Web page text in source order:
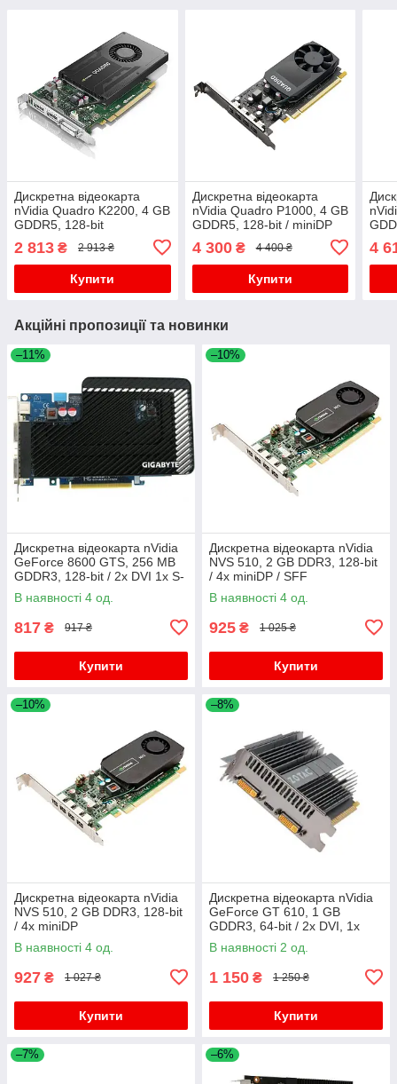
Дискретна відеокарта
nVidia Quadro K2200, 4 GB
GDDR5, 128-bit
2 813 ₴ 2 913 ₴
Купити
Дискретна відеокарта
nVidia Quadro P1000, 4 GB
GDDR5, 128-bit / miniDP
4 300₴ 4 400 ₴
Купити
4
Акційні пропозиції та новинки
–11%
Дискретна відеокарта nVidia
GeForce 8600 GTS, 256 MB
GDDR3, 128-bit / 2x DVI 1x S-
Video
В наявності 4 од.
817 ₴ 917 ₴
Купити
–10%
Дискретна відеокарта nVidia
NVS 510, 2 GB DDR3, 128-bit
/ 4x miniDP / SFF
В наявності 4 од.
925 ₴ 1 025 ₴
Купити
–10%
Дискретна відеокарта nVidia
NVS 510, 2 GB DDR3, 128-bit
/ 4x miniDP
В наявності 4 од.
927 ₴ 1 027 ₴
Купити
–8%
Дискретна відеокарта nVidia
GeForce GT 610, 1 GB
GDDR3, 64-bit / 2x DVI, 1x
HMDI
В наявності 2 од.
1 150 ₴ 1 250 ₴
Купити
–7% –6%